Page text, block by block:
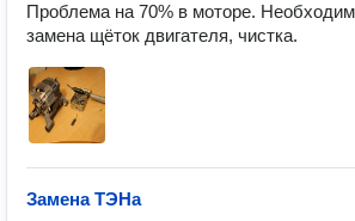
Проблема на 70% в моторе.
замена щёток двигателя, чистка.
Замена ТЭНа